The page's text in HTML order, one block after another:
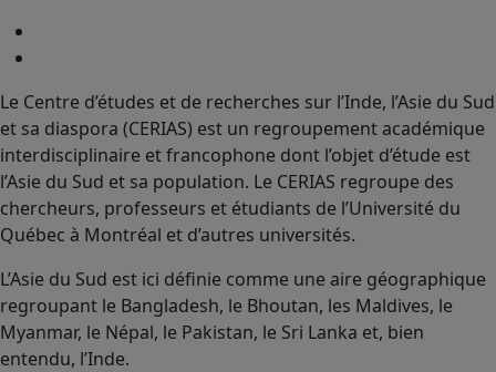
Le Centre d’études et de recherches sur l’Inde, l’Asie du Sud
et sa diaspora (CERIAS) est un regroupement académique
interdisciplinaire et francophone dont l’objet d’étude est
l’Asie du Sud et sa population. Le CERIAS regroupe des
chercheurs, professeurs et étudiants de l’Université du
Québec à Montréal et d’autres universités.
L’Asie du Sud est ici définie comme une aire géographique
regroupant le Bangladesh, le Bhoutan, les Maldives, le
Myanmar, le Népal, le Pakistan, le Sri Lanka et, bien
entendu, l’Inde.